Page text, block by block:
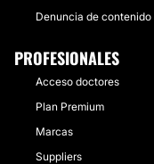
Denuncia de contenido
PROFESIONALES
Acceso doctores
Plan Premium
Marcas
Suppliers